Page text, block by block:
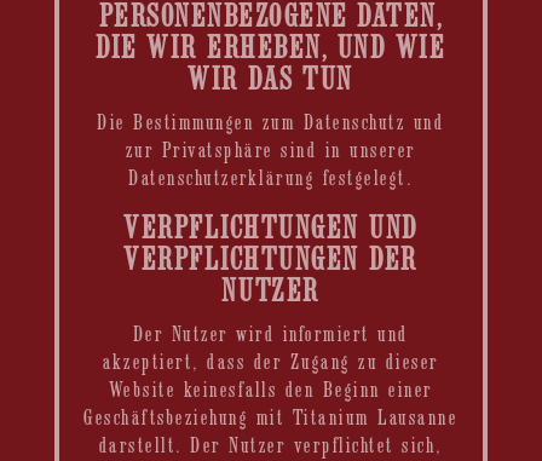
PERSONENBEZOGENE DATEN,
DIE WIR ERHEBEN, UND WIE
WIR DAS TUN
Die Bestimmungen zum Datenschutz und
zur Privatsphäre sind in unserer
Datenschutzerklärung festgelegt.
VERPFLICHTUNGEN UND
VERPFLICHTUNGEN DER
NUTZER
Der Nutzer wird informiert und
akzeptiert, dass der Zugang zu dieser
Website keinesfalls den Beginn einer
Geschäftsbeziehung mit Titanium Lausanne
darstellt. Der Nutzer verpflichtet sich,